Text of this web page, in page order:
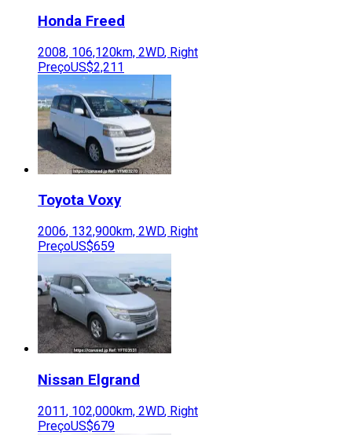
Honda Freed
2008, 106,120km, 2WD, Right
PreçoUS$2,211
Toyota Voxy
2006, 132,900km, 2WD, Right
PreçoUS$659
Nissan Elgrand
2011, 102,000km, 2WD, Right
PreçoUS$679